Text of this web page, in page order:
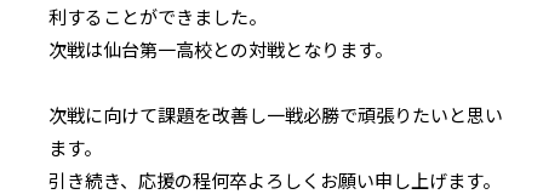
利することができました。
次戦は仙台第一高校との対戦となります。
次戦に向けて課題を改善し一戦必勝で頑張りたいと思い
ます。
引き続き、応援の程何卒よろしくお願い申し上げます。